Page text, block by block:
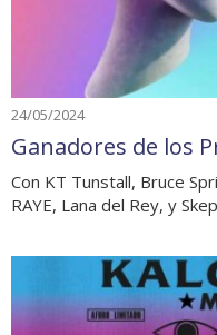
24/05/2024
Ganadores de los
Con KT Tunstall, Bruce
RAYE, Lana del Rey, y